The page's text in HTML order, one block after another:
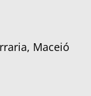
Maceió